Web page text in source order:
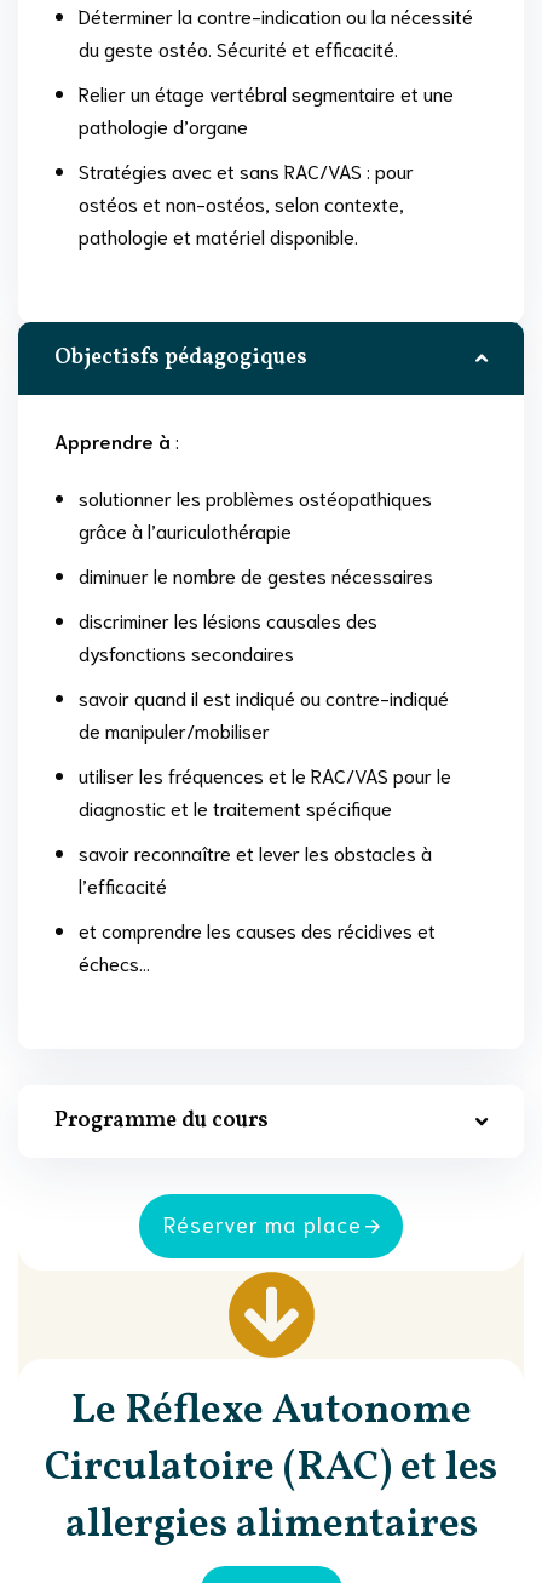
Objectisfs pédagogiques
Apprendre à :
solutionner les problèmes ostéopathiques
grâce à l’auriculothérapie
diminuer le nombre de gestes nécessaires
discriminer les lésions causales des
dysfonctions secondaires
savoir quand il est indiqué ou contre-indiqué
de manipuler/mobiliser
utiliser les fréquences et le RAC/VAS pour le
diagnostic et le traitement spécifique
savoir reconnaître et lever les obstacles à
l’efficacité
et comprendre les causes des récidives et
échecs…
Programme du cours
Réserver ma place
Déterminer la contre-indication ou la nécessité
du geste ostéo. Sécurité et efficacité.
Relier un étage vertébral segmentaire et une
pathologie d’organe
Stratégies avec et sans RAC/VAS : pour
ostéos et non-ostéos, selon contexte,
pathologie et matériel disponible.
Le Réflexe Autonome
Circulatoire (RAC) et les
allergies alimentaires